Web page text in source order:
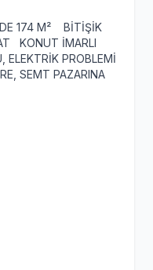
174 M² BİTİŞİK
KONUT İMARLI
ELEKTRİK PROBLEMİ
SEMT PAZARINA